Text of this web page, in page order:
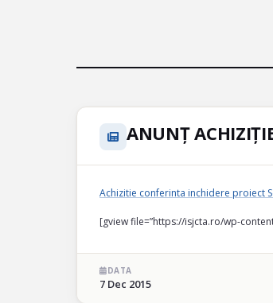
ANUNȚ
Achizitie conferinta inchidere proiect
[gview file=”https://isjcta.ro/wp-
DATA
7 Dec 2015